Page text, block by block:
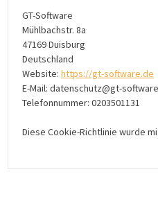
GT-Software
Mühlbachstr. 8a
47169 Duisburg
Deutschland
Website: https://gt-software.de
E-Mail: ed.erawtfos-
Telefonnummer: 0203501131
Diese Cookie-Richtlinie wurde